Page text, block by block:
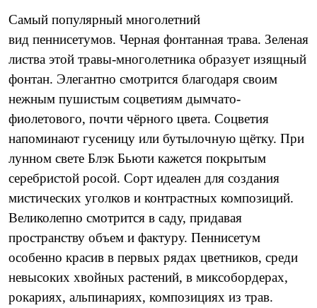
Самый популярный многолетний
вид пеннисетумов. Черная фонтанная трава. Зеленая
листва этой травы-многолетника образует изящный
фонтан. Элегантно смотрится благодаря своим
нежным пушистым соцветиям дымчато-
фиолетового, почти чёрного цвета. Соцветия
напоминают гусеницу или бутылочную щётку. При
лунном свете Блэк Бьюти кажется покрытым
серебристой росой. Сорт идеален для создания
мистических уголков и контрастных композиций.
Великолепно смотрится в саду, придавая
пространству объем и фактуру. Пеннисетум
особенно красив в первых рядах цветников, среди
невысоких хвойных растений, в миксобордерах,
рокариях, альпинариях, композициях из трав.